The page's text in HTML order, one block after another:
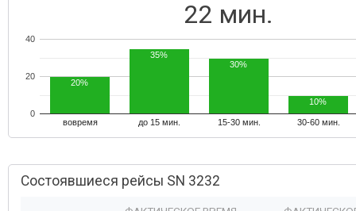
22 мин.
вовремя до 15 мин. 15-30 мин. 30-60 мин.
0
20
40
20%
35%
30%
10%
Состоявшиеся рейсы SN 3232